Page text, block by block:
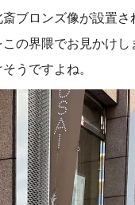
ブロンズ像が設置さ
の界隈でお見かけし
うですよね。